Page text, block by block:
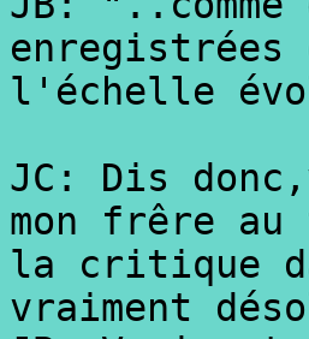
enregistrées
l'échelle
JC: Dis
mon frêre
la critique
vraiment